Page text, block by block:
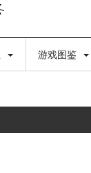
游戏图鉴